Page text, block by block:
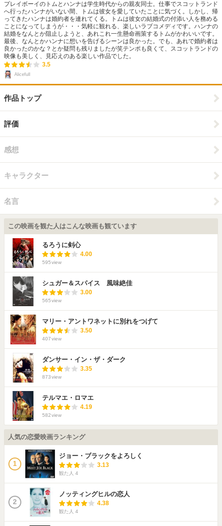
プレイボーイのトムとハンナは学生時代からの親友同士。仕事でスコットランド
へ行ったハンナがいない間、トムは彼女を愛していたことに気づく。しかし、帰
ってきたハンナは婚約者を連れてくる。トムは彼女の結婚式の付添い人を務める
ことになってしまうが・・・気軽に観れる、楽しいラブコメディです。ハンナの
結婚をなんとか阻止しようと、あれこれ一生懸命画策するトムがかわいいです。
最後、なんとかハンナに想いを告げるシーンは良かった。でも、あれで婚約者は
良かったのかな？とか疑問も残りましたが笑テンポも良くて、スコットランドの
映像も美しく、見応えのある楽しい作品でした。
3.5
Alicefull
作品トップ
評価
感想
キャラクター
名言
この映画を観た人はこんな映画も観ています
るろうに剣心
4.00
595view
シュガー＆スパイス 風味絶佳
3.00
565view
マリー・アントワネットに別れをつげて
3.50
407view
ダンサー・イン・ザ・ダーク
3.35
873view
テルマエ・ロマエ
4.19
582view
人気の恋愛映画ランキング
1
ジョー・ブラックをよろしく
3.13
観た人 4
2
ノッティングヒルの恋人
4.38
観た人 4